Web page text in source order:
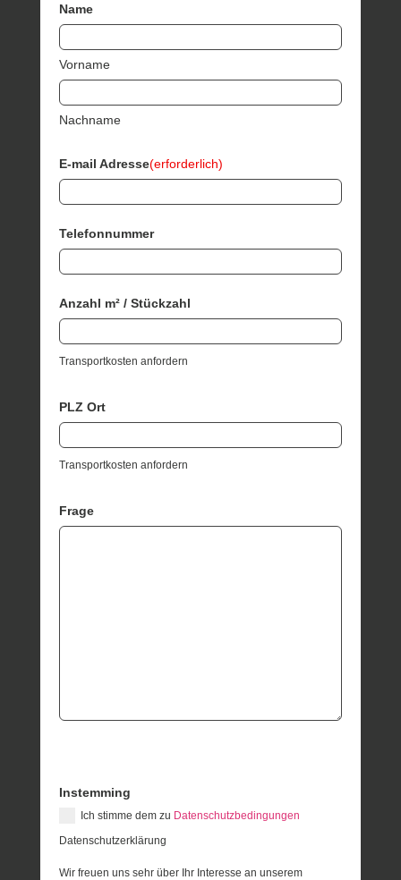
Name
Vorname
Nachname
E-mail Adresse(erforderlich)
Telefonnummer
Anzahl m² / Stückzahl
Transportkosten anfordern
PLZ Ort
Transportkosten anfordern
Frage
Instemming
Ich stimme dem zu Datenschutzbedingungen
Datenschutzerklärung
Wir freuen uns sehr über Ihr Interesse an unserem